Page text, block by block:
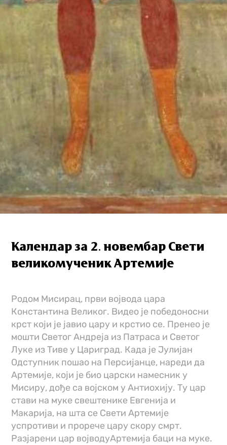
Календар за 2. новембар Свети
великомученик Артемије
Родом Мисирац, први војвода цара
Константина Великог. Видео је победоносни
крст који је јавио цару и крстио се. Пренео је
мошти Светог Андреја из Патраса и Светог
Луке из Тиве у Цариград. Када је Јулијан
Одступник пошао на Персијанце, нареди да
Артемије, који је био царски намесник у
Мисиру, дође са војском у Антиохију. Ту цар
стави на муке свештенике Евгенија и
Макарија, на шта се Свети Артемије
успротиви и прорече цару скору смрт.
Разјарени цар војводуАртемија баци на муке.